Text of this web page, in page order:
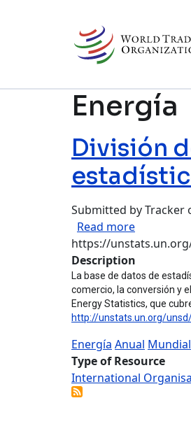
Energía
División
Submitted byTracker
Read moreabout
https://
Description
La base de datos de
comercio, la conversión y
Energy Statistics, que
http://unstats.un.org/
Energía Anual Mundial
Type of Resource
International